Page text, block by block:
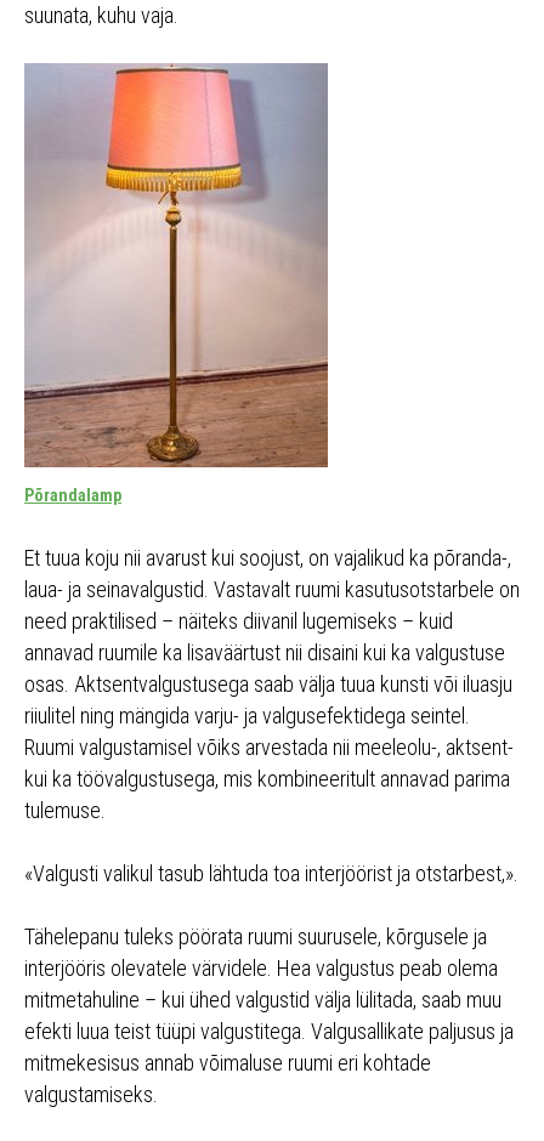
suunata, kuhu vaja.
Põrandalamp
Et tuua koju nii avarust kui soojust, on vajalikud ka põranda-,
laua- ja seinavalgustid. Vastavalt ruumi kasutusotstarbele on
need praktilised – näiteks diivanil lugemiseks – kuid
annavad ruumile ka lisaväärtust nii disaini kui ka valgustuse
osas. Aktsentvalgustusega saab välja tuua kunsti või iluasju
riiulitel ning mängida varju- ja valgusefektidega seintel.
Ruumi valgustamisel võiks arvestada nii meeleolu-, aktsent-
kui ka töövalgustusega, mis kombineeritult annavad parima
tulemuse.
«Valgusti valikul tasub lähtuda toa interjöörist ja otstarbest,».
Tähelepanu tuleks pöörata ruumi suurusele, kõrgusele ja
interjööris olevatele värvidele. Hea valgustus peab olema
mitmetahuline – kui ühed valgustid välja lülitada, saab muu
efekti luua teist tüüpi valgustitega. Valgusallikate paljusus ja
mitmekesisus annab võimaluse ruumi eri kohtade
valgustamiseks.